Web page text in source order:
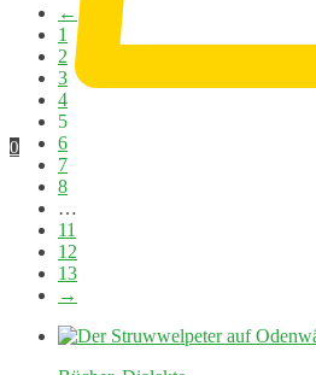
0
←
1
2
3
4
5
6
7
8
…
11
12
13
→